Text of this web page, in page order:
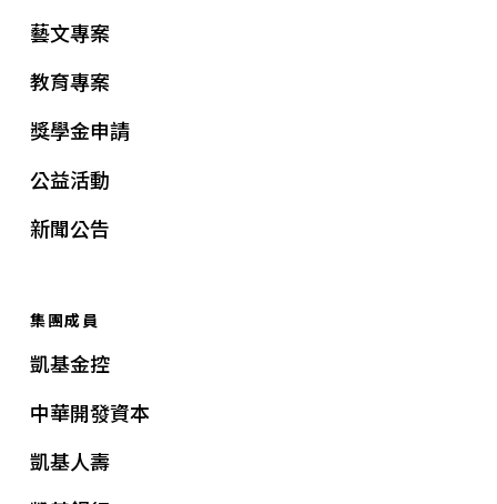
藝文專案
教育專案
獎學金申請
公益活動
新聞公告
集團成員
凱基金控
中華開發資本
凱基人壽